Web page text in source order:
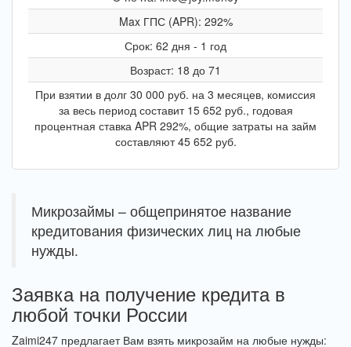
Max ГПС (APR): 292%
Срок: 62 дня - 1 год
Возраст: 18 до 71
При взятии в долг 30 000 руб. на 3 месяцев, комиссия
за весь период составит 15 652 руб., годовая
процентная ставка APR 292%, общие затраты на займ
составляют 45 652 руб.
Микрозаймы – общепринятое название
кредитования физических лиц на любые
нужды.
Заявка на получение кредита в
любой точки России
Zaimi247 предлагает Вам взять микрозайм на любые нужды: